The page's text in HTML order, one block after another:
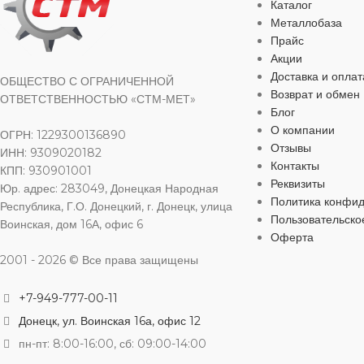
для строительства
бытовых нужд
ВИД РАБОТ
ЦВЕТ черный
МАТЕРИАЛ Сталь
ДЛИНА 25 мм
для
бытовых нужд
ВИД РАБОТ
ЦВЕТ
МАТЕРИАЛ
ОБЩЕСТВО С ОГРАНИЧЕННОЙ
ОТВЕТСТВЕННОСТЬЮ «СТМ-МЕТ»
ОГРН: 1229300136890
ИНН: 9309020182
КПП: 930901001
Юр. адрес: 283049, Донецкая Народная
Республика, Г.О. Донецкий, г. Донецк, улица
Воинская, дом 16А, офис 6
2001 - 2026 © Все права защищены
+7-949-777-00-11
Донецк, ул. Воинская 16а, офис 12
пн-пт: 8:00-16:00, сб: 09:00-14:00
Каталог
Металлобаза
Прайс
Акции
Доставка и
Возврат и обмен
Блог
О компании
Отзывы
Контакты
Реквизиты
Политика
Оферта